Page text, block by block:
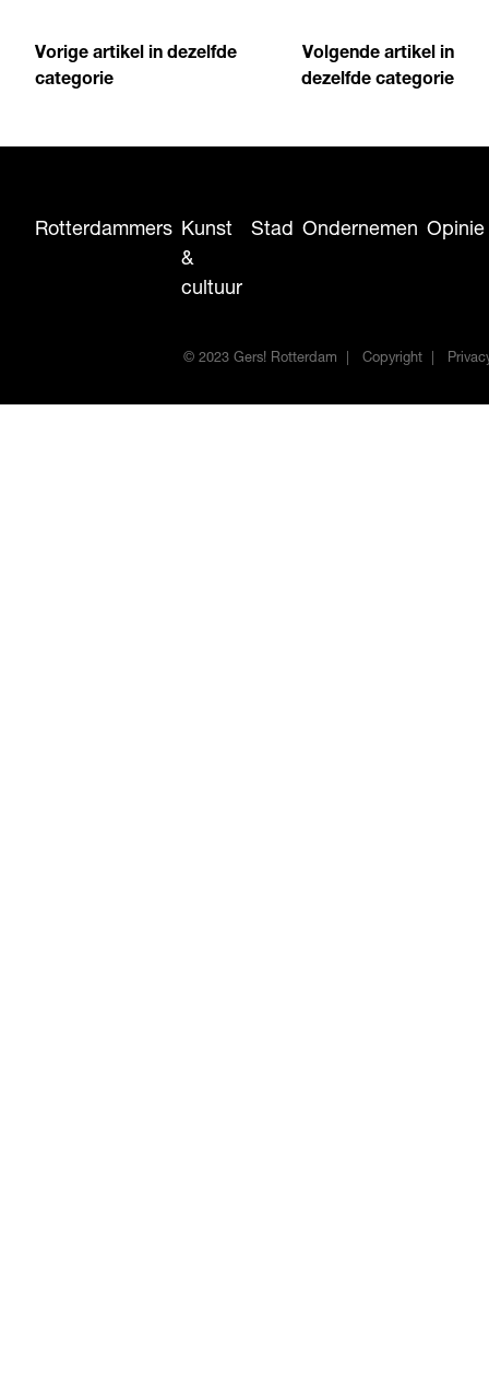
Vorige artikel in dezelfde
categorie
Volgende artikel in
dezelfde categorie
Rotterdammers Kunst
&
cultuur
Stad Ondernemen Opinie
© 2023 Gers! Rotterdam Copyright